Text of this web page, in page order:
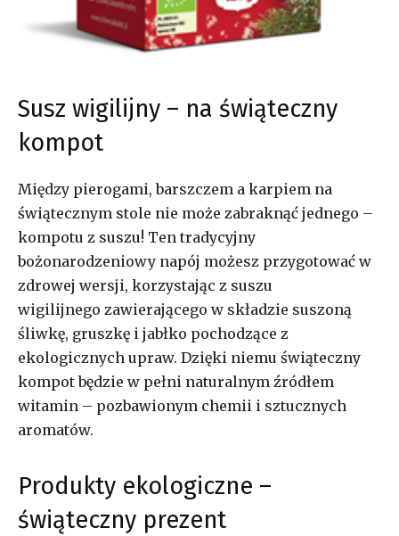
Susz wigilijny – na świąteczny
kompot
Między pierogami, barszczem a karpiem na
świątecznym stole nie może zabraknąć jednego –
kompotu z suszu! Ten tradycyjny
bożonarodzeniowy napój możesz przygotować w
zdrowej wersji, korzystając z suszu
wigilijnego zawierającego w składzie suszoną
śliwkę, gruszkę i jabłko pochodzące z
ekologicznych upraw. Dzięki niemu świąteczny
kompot będzie w pełni naturalnym źródłem
witamin – pozbawionym chemii i sztucznych
aromatów.
Produkty ekologiczne –
świąteczny prezent